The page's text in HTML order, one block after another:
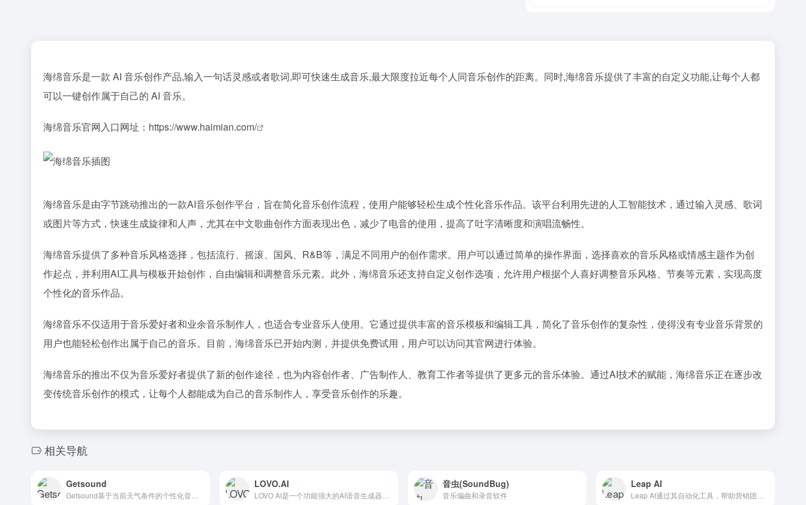
海绵音乐是一款 AI 音乐创作产品,输入一句话灵感或者歌词,即可快速生成音乐,最大限度拉近每个人同音乐创作的距离。同时,海绵音乐提供了丰富的自定义功能,让每个人都
可以一键创作属于自己的 AI 音乐。
海绵音乐官网入口网址： https://www.haimian.com/
海绵音乐是由字节跳动推出的一款AI音乐创作平台，旨在简化音乐创作流程，使用户能够轻松生成个性化音乐作品。该平台利用先进的人工智能技术，通过输入灵感、歌词
或图片等方式，快速生成旋律和人声，尤其在中文歌曲创作方面表现出色，减少了电音的使用，提高了吐字清晰度和演唱流畅性。
海绵音乐提供了多种音乐风格选择，包括流行、摇滚、国风、R&B等，满足不同用户的创作需求。用户可以通过简单的操作界面，选择喜欢的音乐风格或情感主题作为创
作起点，并利用AI工具与模板开始创作，自由编辑和调整音乐元素。此外，海绵音乐还支持自定义创作选项，允许用户根据个人喜好调整音乐风格、节奏等元素，实现高度
个性化的音乐作品。
海绵音乐不仅适用于音乐爱好者和业余音乐制作人，也适合专业音乐人使用。它通过提供丰富的音乐模板和编辑工具，简化了音乐创作的复杂性，使得没有专业音乐背景的
用户也能轻松创作出属于自己的音乐。目前，海绵音乐已开始内测，并提供免费试用，用户可以访问其官网进行体验。
海绵音乐的推出不仅为音乐爱好者提供了新的创作途径，也为内容创作者、广告制作人、教育工作者等提供了更多元的音乐体验。通过AI技术的赋能，海绵音乐正在逐步改
变传统音乐创作的模式，让每个人都能成为自己的音乐制作人，享受音乐创作的乐趣。
相关导航
Getsound LOVO.AI 音虫(SoundBug)
音乐编曲和录音软件
Leap AI